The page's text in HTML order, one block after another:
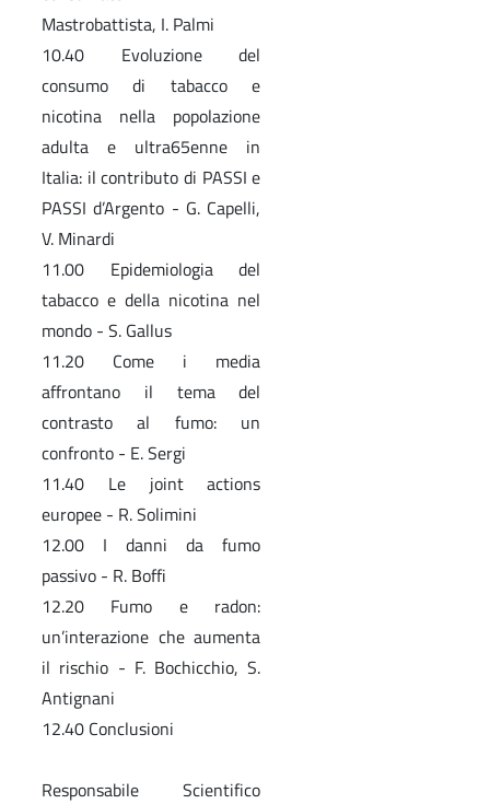
Mastrobattista, I. Palmi
10.40 Evoluzione del
consumo di tabacco e
nicotina nella popolazione
adulta e ultra65enne in
Italia: il contributo di PASSI e
PASSI d’Argento - G. Capelli,
V. Minardi
11.00 Epidemiologia del
tabacco e della nicotina nel
mondo - S. Gallus
11.20 Come i media
affrontano il tema del
contrasto al fumo: un
confronto - E. Sergi
11.40 Le joint actions
europee - R. Solimini
12.00 I danni da fumo
passivo - R. Boffi
12.20 Fumo e radon:
un’interazione che aumenta
il rischio - F. Bochicchio, S.
Antignani
12.40 Conclusioni
Responsabile Scientifico